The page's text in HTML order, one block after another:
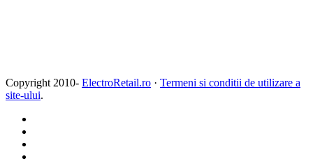
Copyright 2010- ElectroRetail.ro · Termeni si conditii de utilizare a
site-ului.